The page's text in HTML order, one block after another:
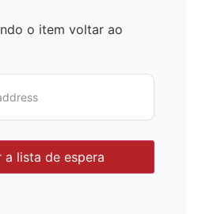
o item voltar ao